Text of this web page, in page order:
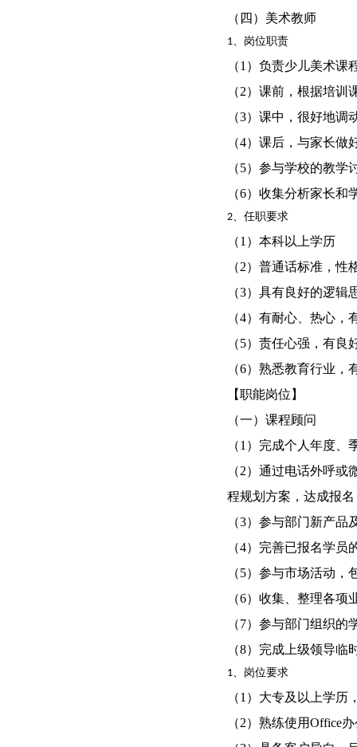
（四）美术教师
1、岗位职责
（1）负责少儿美术课
（2）课前，根据培训
（3）课中，很好地
（4）课后，与家长
（5）参与学校的教学
（6）收集分析家长
2、任职要求
（1）本科以上学历
（2）普通话标准，
（3）具有良好的逻辑
（4）有耐心、热心
（5）责任心强，有
（6）熟悉教育行业
【职能岗位】
（一）课程顾问
（1）完成个人年度
（2）通过电话外呼
程规划方案，达成报名
（3）参与部门新产
（4）完善已报名学
（5）参与市场活动
（6）收集、整理各项
（7）参与部门组织
（8）完成上级领导临
1、岗位要求
（1）大专及以上学历
（2）熟练使用Office